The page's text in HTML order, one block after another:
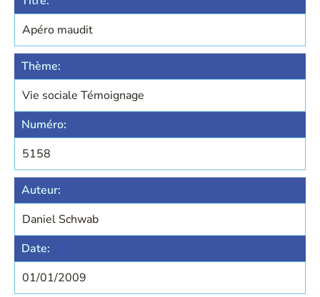
Apéro maudit
Thème:
Vie sociale Témoignage
Numéro:
5158
Auteur:
Daniel Schwab
Date:
01/01/2009